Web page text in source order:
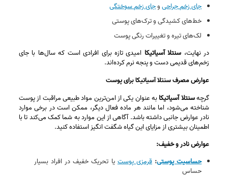
جای زخم‌ جراحیوجای زخم سوختگی
خط‌های کشیدگی و ترک‌های پوستی
لک‌های تیره و تغییرات رنگی پوست
در نهایت، سنتلا آسیاتیکا امیدی تازه برای افرادی است که سال‌ها با جای
زخم‌های قدیمی دست و پنجه نرم کرده‌اند.
عوارض مصرف سنتلا آسیاتیکا برای پوست
گرچهسنتلا آسیاتیکابه عنوان یکی از امن‌ترین مواد طبیعی مراقبت از پوست
شناخته می‌شود، اما مانند هر ماده فعال دیگر، ممکن است در برخی موارد
نادر عوارض جانبی داشته باشد. آگاهی از این موارد به شما کمک می‌کند تا با
اطمینان بیشتری از مزایای این گیاه شگفت‌ انگیز استفاده کنید.
عوارض نادر و خفیف:
حساسیت پوستی: قرمزی پوستیا تحریک خفیف در افراد بسیار
حساس